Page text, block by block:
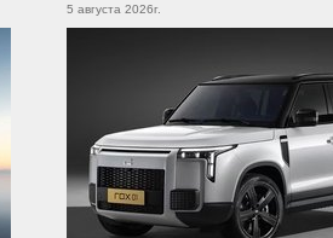
5 августа 2026г.